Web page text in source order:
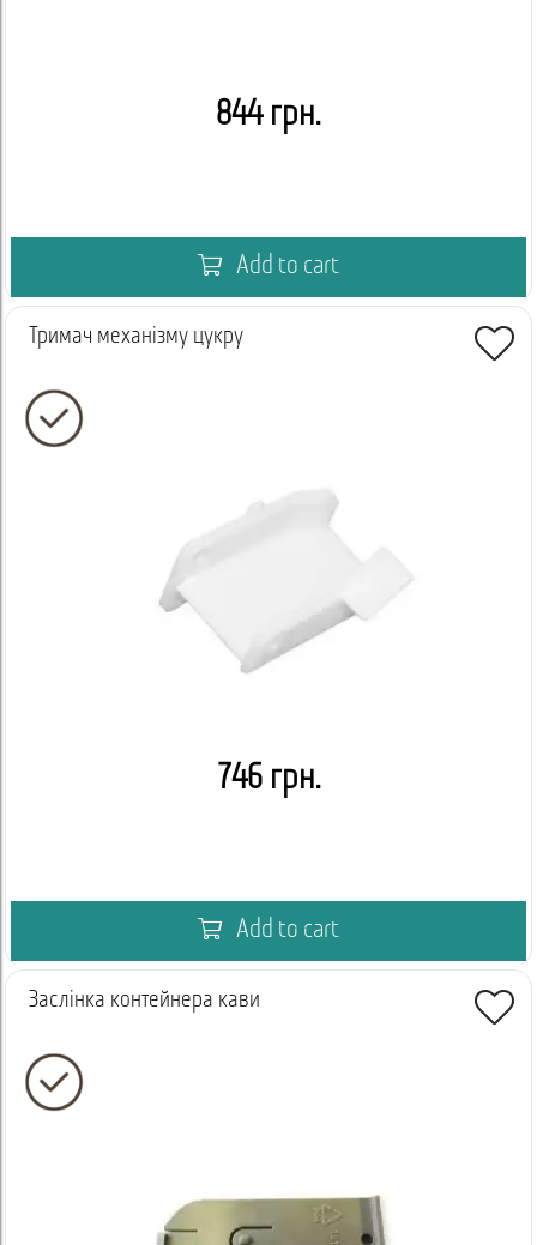
844 грн.
Add to cart
Тримач механізму цукру
746 грн.
Add to cart
Заслінка контейнера кави